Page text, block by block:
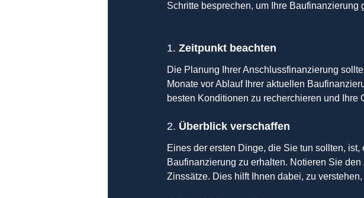
Schritte besprechen, um Ihre Baufinanzierung
1. Zeitpunkt beachten
Die Planung Ihrer Anschlussfinanzierung
Monate vor Ablauf Ihrer aktuellen
besten Konditionen zu recherchieren und Ihre
2. Überblick verschaffen
Eines der ersten Dinge, die Sie tun sollten,
Baufinanzierung zu erhalten. Notieren Sie
Zinssätze. Dies hilft Ihnen dabei, zu